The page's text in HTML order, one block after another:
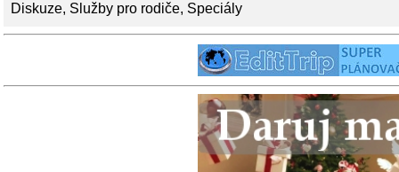
Diskuze, Služby pro rodiče, Speciály